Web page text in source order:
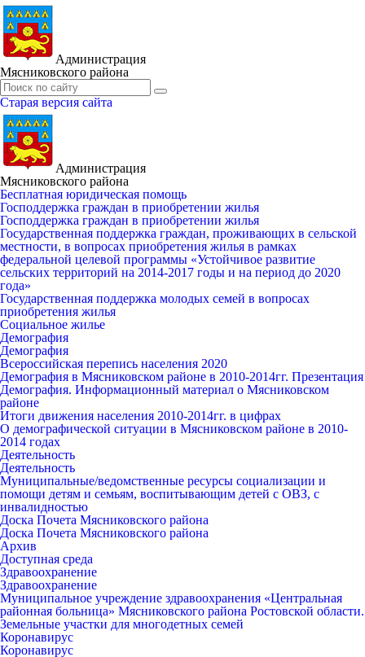
Администрация
Мясниковского района
Старая версия сайта
Администрация
Мясниковского района
Бесплатная юридическая помощь
Господдержка граждан в приобретении жилья
Господдержка граждан в приобретении жилья
Государственная поддержка граждан, проживающих в сельской
местности, в вопросах приобретения жилья в рамках
федеральной целевой программы «Устойчивое развитие
сельских территорий на 2014-2017 годы и на период до 2020
года»
Государственная поддержка молодых семей в вопросах
приобретения жилья
Социальное жилье
Демография
Демография
Всероссийская перепись населения 2020
Демография в Мясниковском районе в 2010-2014гг. Презентация
Демография. Информационный материал о Мясниковском
районе
Итоги движения населения 2010-2014гг. в цифрах
О демографической ситуации в Мясниковском районе в 2010-
2014 годах
Деятельность
Деятельность
Муниципальные/ведомственные ресурсы социализации и
помощи детям и семьям, воспитывающим детей с ОВЗ, с
инвалидностью
Доска Почета Мясниковского района
Доска Почета Мясниковского района
Архив
Доступная среда
Здравоохранение
Здравоохранение
Муниципальное учреждение здравоохранения «Центральная
районная больница» Мясниковского района Ростовской области.
Земельные участки для многодетных семей
Коронавирус
Коронавирус